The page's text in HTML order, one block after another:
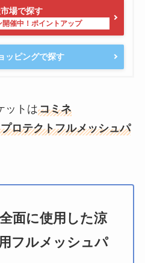
場で探す
ッピングで探す
ットはコミネ
ロテクトフルメッシュパ
面に使用した涼
フルメッシュパ